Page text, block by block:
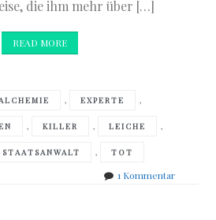
die ihm mehr über […]
READ MORE
, EXPERTE ,
, KILLER , LEICHE ,
STAATSANWALT , TOT
1 Kommentarzu